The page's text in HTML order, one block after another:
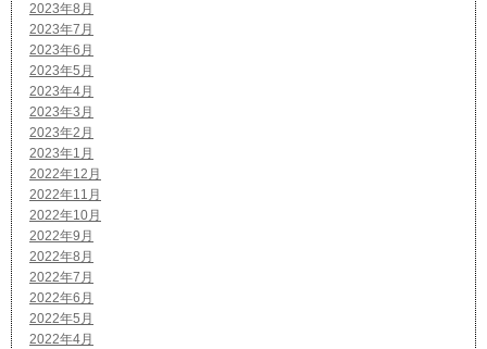
2023年8月
2023年7月
2023年6月
2023年5月
2023年4月
2023年3月
2023年2月
2023年1月
2022年12月
2022年11月
2022年10月
2022年9月
2022年8月
2022年7月
2022年6月
2022年5月
2022年4月